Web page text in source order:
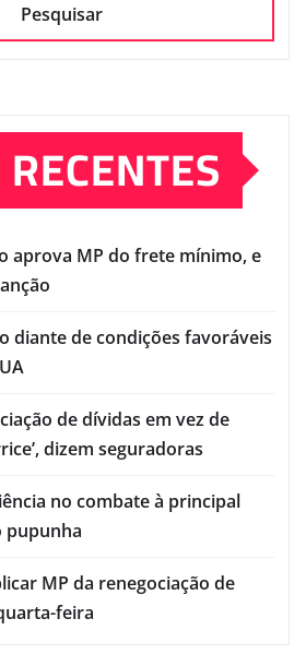
Pesquisar
aprova MP do frete mínimo, e
diante de condições favoráveis
de dívidas em vez de
dizem seguradoras
no combate à principal
pupunha
MP da renegociação de
feira